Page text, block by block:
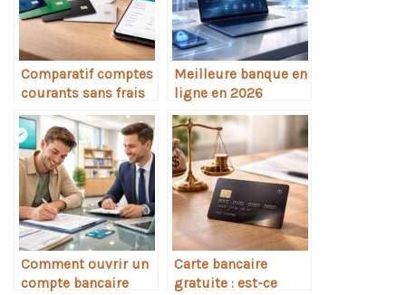
Comparatif comptes
courants sans frais
Meilleure banque en
ligne en 2026
Comment ouvrir un
compte bancaire
Carte bancaire
gratuite : est-ce